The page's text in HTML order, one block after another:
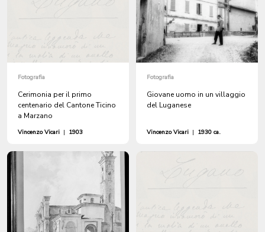
Fotografia
Cerimonia per il primo
centenario del Cantone Ticino
a Marzano
Vincenzo Vicari | 1903
Fotografia
Giovane uomo in un villaggio
del Luganese
Vincenzo Vicari | 1930 ca.